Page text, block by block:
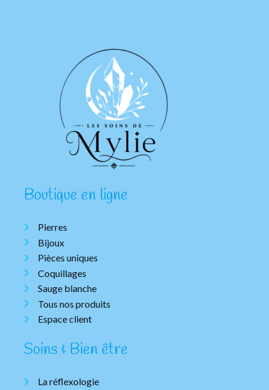
Boutique en ligne
Pierres
Bijoux
Pièces uniques
Coquillages
Sauge blanche
Tous nos produits
Espace client
Soins & Bien être
La réflexologie